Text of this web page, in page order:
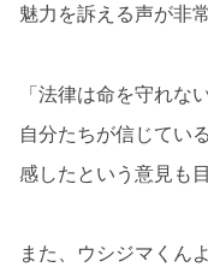
魅力を訴える声が非
「法律は命を守れな
自分たちが信じてい
感したという意見も
また、ウシジマくん